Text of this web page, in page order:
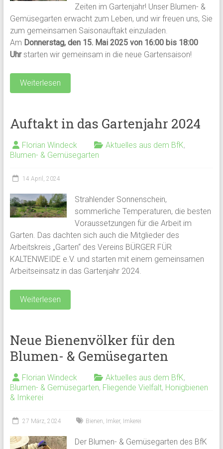
Zeiten im Gartenjahr! Unser Blumen- &
Gemüsegarten erwacht zum Leben, und wir freuen uns, Sie
zum gemeinsamen Saisonauftakt einzuladen.
Am Donnerstag, den 15. Mai 2025 von 16:00 bis 18:00
Uhrstarten wir gemeinsam in die neue Gartensaison!
Weiterlesen
Auftakt in das Gartenjahr 2024
Florian Windeck Aktuelles aus dem BfK,
Blumen- & Gemüsegarten
14 April, 2024
Strahlender Sonnenschein,
sommerliche Temperaturen, die besten
Voraussetzungen für die Arbeit im
Garten. Das dachten sich auch die Mitglieder des
Arbeitskreis „Garten“ des Vereins BÜRGER FÜR
KALTENWEIDE e.V. und starten mit einem gemeinsamen
Arbeitseinsatz in das Gartenjahr 2024.
Weiterlesen
Neue Bienenvölker für den
Blumen- & Gemüsegarten
Florian Windeck Aktuelles aus dem BfK,
Blumen- & Gemüsegarten, Fliegende Vielfalt, Honigbienen
& Imkerei
27 März, 2024 Bienen, Imker, Imkerei
Der Blumen- & Gemüsegarten des BfK